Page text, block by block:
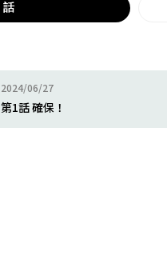
話
2024/06/27
2024年06月27日
第1話 確保！